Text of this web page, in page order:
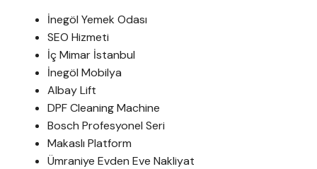
İnegöl Yemek Odası
SEO Hizmeti
İç Mimar İstanbul
İnegöl Mobilya
Albay Lift
DPF Cleaning Machine
Bosch Profesyonel Seri
Makaslı Platform
Ümraniye Evden Eve Nakliyat